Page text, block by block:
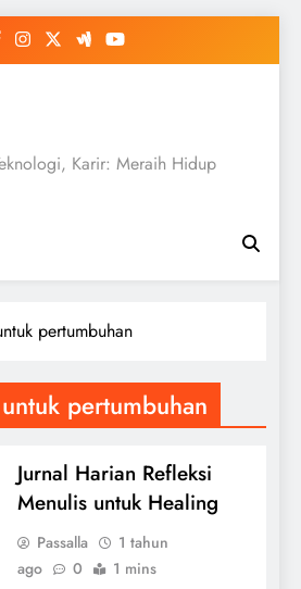
Karir: Meraih Hidup
pertumbuhan
pertumbuhan
Jurnal Harian Refleksi
Menulis untuk Healing
Passalla
1 tahun
ago
0 1 mins